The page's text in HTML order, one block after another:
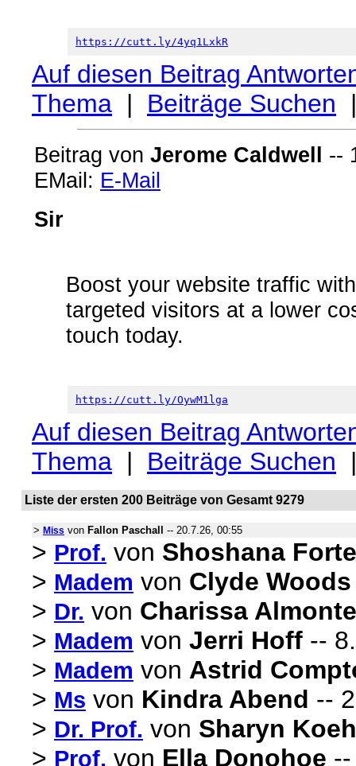
https://cutt.ly/4yq1LxkR
Auf diesen Beitrag
Thema | Beiträge Suchen
Beitrag von Jerome Caldwell --
EMail: E-Mail
Sir
Boost your website traffic
targeted visitors at a lower
touch today.
https://cutt.ly/OywM1lga
Auf diesen Beitrag
Thema | Beiträge Suchen
Liste der ersten 200 Beiträge von Gesamt 9279
> Miss von Fallon Paschall -- 20.7.26, 00:55
> Prof. von Shoshana Forte
> Madem von Clyde Woods
> Dr. von Charissa Almonte
> Madem von Jerri Hoff --
> Madem von Astrid
> Ms von Kindra Abend --
> Dr. Prof. von Sharyn
> Prof. von Ella Donohoe